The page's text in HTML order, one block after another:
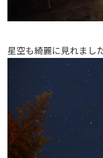
星空も綺麗に見れました